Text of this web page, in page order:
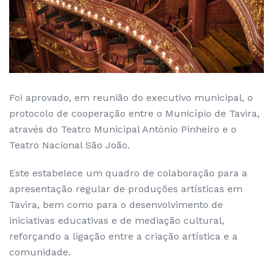
Foi aprovado, em reunião do executivo municipal, o
protocolo de cooperação entre o Município de Tavira,
através do Teatro Municipal António Pinheiro e o
Teatro Nacional São João.
Este estabelece um quadro de colaboração para a
apresentação regular de produções artísticas em
Tavira, bem como para o desenvolvimento de
iniciativas educativas e de mediação cultural,
reforçando a ligação entre a criação artística e a
comunidade.